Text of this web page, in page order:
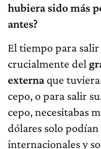
hubiera sido más
antes?
El tiempo para
crucialmente del
externaque
cepo, o para salir
cepo, necesitabas
dólares solo
internacionales y